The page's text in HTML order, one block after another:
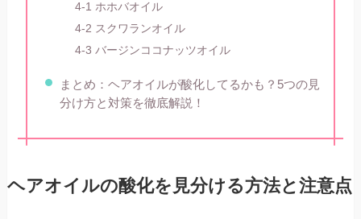
4-1 ホホバオイル
4-2 スクワランオイル
4-3 バージンココナッツオイル
まとめ：ヘアオイルが酸化してるかも？5つの見
分け方と対策を徹底解説！
ヘアオイルの酸化を見分ける方法と注意点